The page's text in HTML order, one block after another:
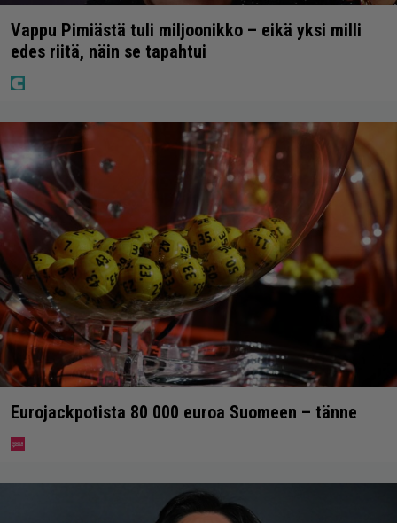
Vappu Pimiästä tuli miljoonikko – eikä yksi milli
edes riitä, näin se tapahtui
Eurojackpotista 80 000 euroa Suomeen – tänne